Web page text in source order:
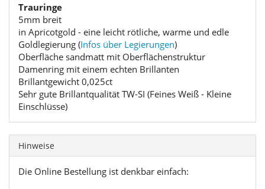
Trauringe
5mm breit
in Apricotgold - eine leicht rötliche, warme und edle
Goldlegierung (Infos über Legierungen)
Oberfläche sandmatt mit Oberflächenstruktur
Damenring mit einem echten Brillanten
Brillantgewicht 0,025ct
Sehr gute Brillantqualität TW-SI (Feines Weiß - Kleine
Einschlüsse)
Hinweise
Die Online Bestellung ist denkbar einfach: